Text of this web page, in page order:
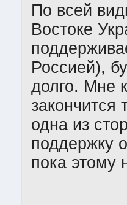
По всей
Востоке
Россией),
долго. Мне
закончится
одна из
поддержку
пока этому